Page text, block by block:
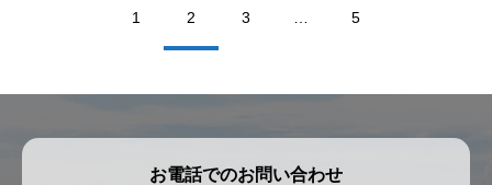
1 2 3 5
お電話でのお問い合わせ